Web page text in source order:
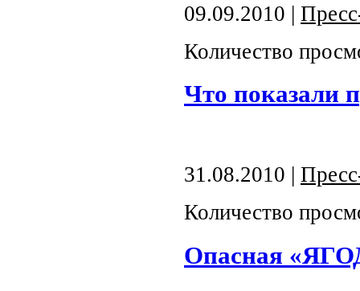
09.09.2010 |
Количество
Что показали
31.08.2010 |
Количество
Опасная